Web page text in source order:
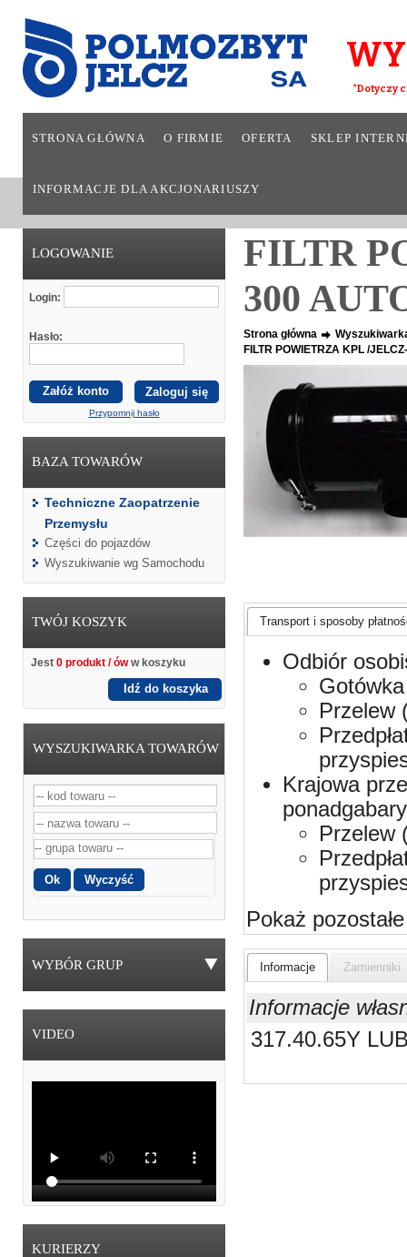
*Dotyczy
STRONA GŁÓWNA O FIRMIE OFERTA SKLEP
INFORMACJE DLA AKCJONARIUSZY
LOGOWANIE
Login:
Hasło:
Załóż konto
Przypomnij hasło
BAZA TOWARÓW
Techniczne Zaopatrzenie
Przemysłu
Części do pojazdów
Wyszukiwanie wg Samochodu
TWÓJ KOSZYK
Jest 0 produkt / óww koszyku
Idź do koszyka
WYSZUKIWARKA TOWARÓW
WYBÓR GRUP
VIDEO
KURIERZY
FILTR
300
Strona główna
FILTR POWIETRZA KPL /
Transport i sposoby
Odbiór
Przelew
Krajowa
Przelew
Pokaż pozostałe
Informacje Zamienniki
Informacje
317.40.65Y